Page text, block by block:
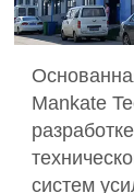
Mankate
систем